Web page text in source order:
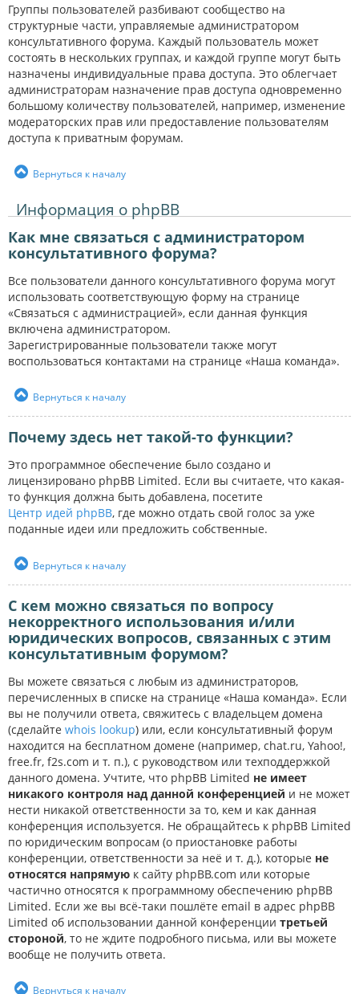
Группы пользователей разбивают сообщество на
структурные части, управляемые администратором
консультативного форума. Каждый пользователь может
состоять в нескольких группах, и каждой группе могут быть
назначены индивидуальные права доступа. Это облегчает
администраторам назначение прав доступа одновременно
большому количеству пользователей, например, изменение
модераторских прав или предоставление пользователям
доступа к приватным форумам.
Вернуться к началу
Информация о phpBB
Как мне связаться с администратором
консультативного форума?
Все пользователи данного консультативного форума могут
использовать соответствующую форму на странице
«Связаться с администрацией», если данная функция
включена администратором.
Зарегистрированные пользователи также могут
воспользоваться контактами на странице «Наша команда».
Вернуться к началу
Почему здесь нет такой-то функции?
Это программное обеспечение было создано и
лицензировано phpBB Limited. Если вы считаете, что какая-
то функция должна быть добавлена, посетите
Центр идей phpBB, где можно отдать свой голос за уже
поданные идеи или предложить собственные.
Вернуться к началу
С кем можно связаться по вопросу
некорректного использования и/или
юридических вопросов, связанных с этим
консультативным форумом?
Вы можете связаться с любым из администраторов,
перечисленных в списке на странице «Наша команда». Если
вы не получили ответа, свяжитесь с владельцем домена
(сделайте whois lookup) или, если консультативный форум
находится на бесплатном домене (например, chat.ru, Yahoo!,
free.fr, f2s.com и т. п.), с руководством или техподдержкой
данного домена. Учтите, что phpBB Limited не имеет
никакого контроля над данной конференцией и не может
нести никакой ответственности за то, кем и как данная
конференция используется. Не обращайтесь к phpBB Limited
по юридическим вопросам (о приостановке работы
конференции, ответственности за неё и т. д.), которые не
относятся напрямую к сайту phpBB.com или которые
частично относятся к программному обеспечению phpBB
Limited. Если же вы всё-таки пошлёте email в адрес phpBB
Limited об использовании данной конференции третьей
стороной, то не ждите подробного письма, или вы можете
вообще не получить ответа.
Вернуться к началу